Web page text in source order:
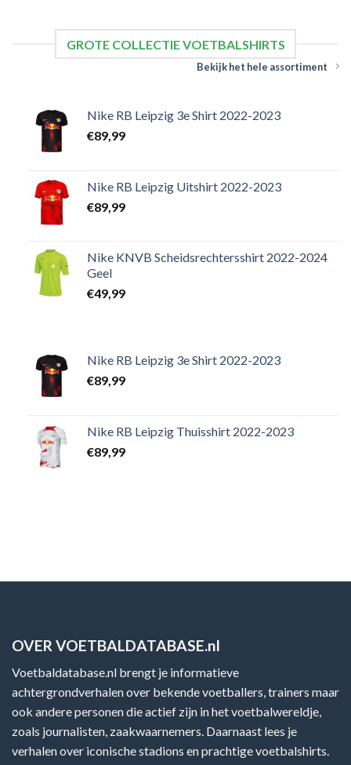
GROTE COLLECTIE VOETBALSHIRTS
Bekijk het hele assortiment
Nike RB Leipzig 3e Shirt 2022-2023
€89,99
Nike RB Leipzig Uitshirt 2022-2023
€89,99
Nike KNVB Scheidsrechtersshirt 2022-2024
Geel
€49,99
Nike RB Leipzig 3e Shirt 2022-2023
€89,99
Nike RB Leipzig Thuisshirt 2022-2023
€89,99
OVER VOETBALDATABASE.nl
Voetbaldatabase.nl brengt je informatieve
achtergrondverhalen over bekende voetballers, trainers maar
ook andere personen die actief zijn in het voetbalwereldje,
zoals journalisten, zaakwaarnemers. Daarnaast lees je
verhalen over iconische stadions en prachtige voetbalshirts.